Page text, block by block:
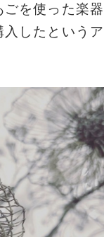
ごを使った楽器
したというア